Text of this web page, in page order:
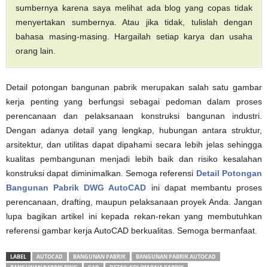
sumbernya karena saya melihat ada blog yang copas tidak
menyertakan sumbernya. Atau jika tidak, tulislah dengan
bahasa masing-masing. Hargailah setiap karya dan usaha
orang lain.
Detail potongan bangunan pabrik merupakan salah satu gambar
kerja penting yang berfungsi sebagai pedoman dalam proses
perencanaan dan pelaksanaan konstruksi bangunan industri.
Dengan adanya detail yang lengkap, hubungan antara struktur,
arsitektur, dan utilitas dapat dipahami secara lebih jelas sehingga
kualitas pembangunan menjadi lebih baik dan risiko kesalahan
konstruksi dapat diminimalkan. Semoga referensi Detail Potongan
Bangunan Pabrik DWG AutoCAD ini dapat membantu proses
perencanaan, drafting, maupun pelaksanaan proyek Anda. Jangan
lupa bagikan artikel ini kepada rekan-rekan yang membutuhkan
referensi gambar kerja AutoCAD berkualitas. Semoga bermanfaat.
LABEL AUTOCAD BANGUNAN PABRIK
BANGUNAN PABRIK AUTOCAD